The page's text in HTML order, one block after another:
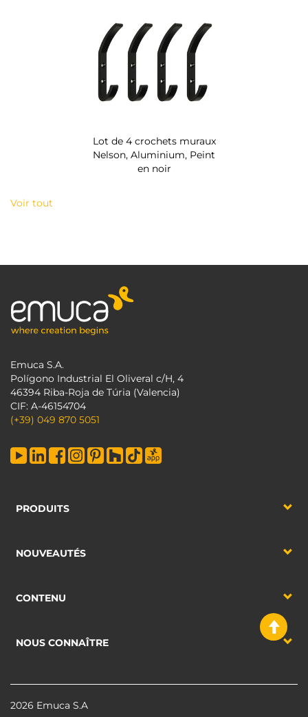
Lot de 4 crochets muraux
Nelson, Aluminium, Peint
en noir
Voir tout
Emuca S.A.
Polígono Industrial El Oliveral c/H, 4
46394 Riba-Roja de Túria (Valencia)
CIF: A-46154704
(+39) 049 870 5051
PRODUITS
NOUVEAUTÉS
CONTENU
NOUS CONNAÎTRE
2026 Emuca S.A